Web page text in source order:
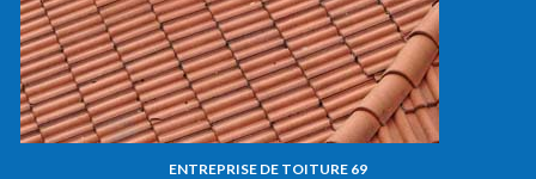
ENTREPRISE DE TOITURE 69